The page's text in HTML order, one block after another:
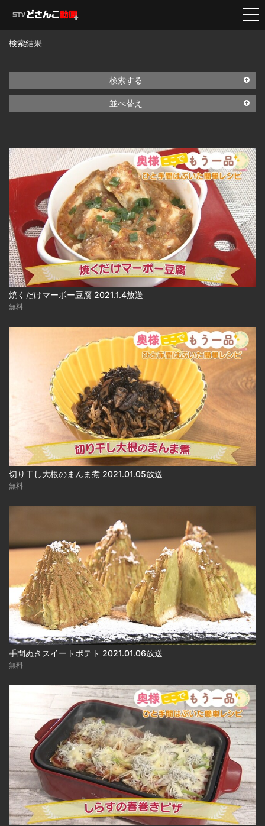
検索結果
検索する
並べ替え
焼くだけマーボー豆腐 2021.1.4放送
無料
切り干し大根のまんま煮 2021.01.05放送
無料
手間ぬきスイートポテト 2021.01.06放送
無料